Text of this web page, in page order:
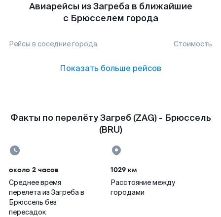
Авиарейсы из Загреба в ближайшие
с Брюсселем города
Рейсы в соседние города Стоимость
Показать больше рейсов
Факты по перелёту Загреб (ZAG) - Брюссель
(BRU)
около 2 часов
Среднее время
перелета из Загреба в
Брюссель без
пересадок
1029 км
Расстояние между
городами